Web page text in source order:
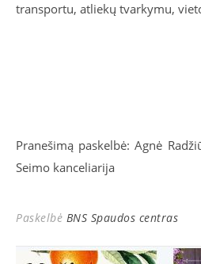
transportu, atliekų tvarkymu,
Pranešimą paskelbė: Agnė
Seimo kanceliarija
Paskelbė BNS Spaudos centras